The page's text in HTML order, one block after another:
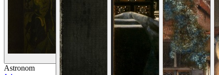
Astronom